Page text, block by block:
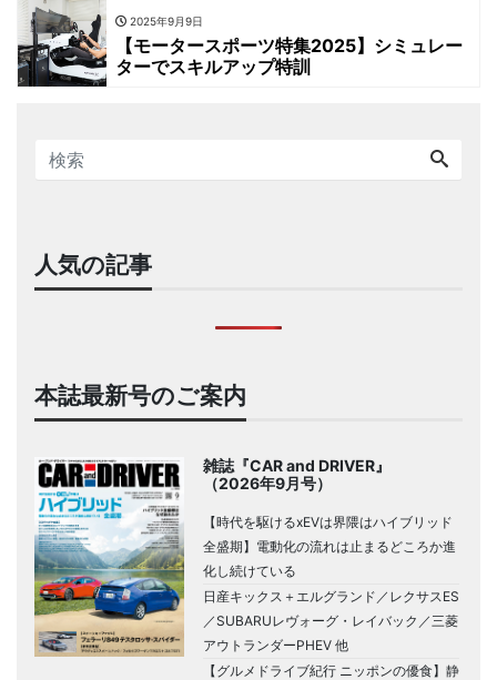
2025年9月9日
【モータースポーツ特集2025】シミュレー
ターでスキルアップ特訓
人気の記事
本誌最新号のご案内
雑誌『CAR and DRIVER』
（2026年9月号）
【時代を駆けるxEVは界隈はハイブリッド
全盛期】電動化の流れは止まるどころか進
化し続けている
日産キックス＋エルグランド／レクサスES
／SUBARUレヴォーグ・レイバック／三菱
アウトランダーPHEV 他
【グルメドライブ紀行 ニッポンの優食】静